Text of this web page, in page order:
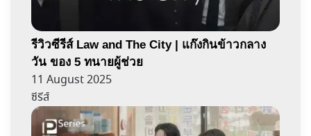
รีวิวซีรีส์ Law and The City | แก๊งกินข้าวกลาง
วัน ของ 5 ทนายผู้ช่วย
11 August 2025
ซีรีส์